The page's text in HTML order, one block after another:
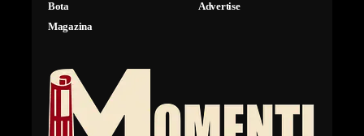
Bota
Magazina
Advertise